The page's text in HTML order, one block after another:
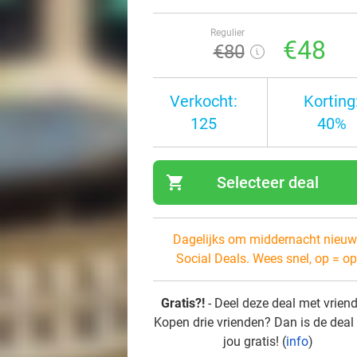
Regulier
€80 €48
Verkocht:
125
40%
shopping_cart Selecteer deal
Dagelijks om middernacht
Social Deals. Wees snel, op =
Gratis?! - Deel deze deal met
Kopen drie vrienden? Dan is de
jou gratis! (info)